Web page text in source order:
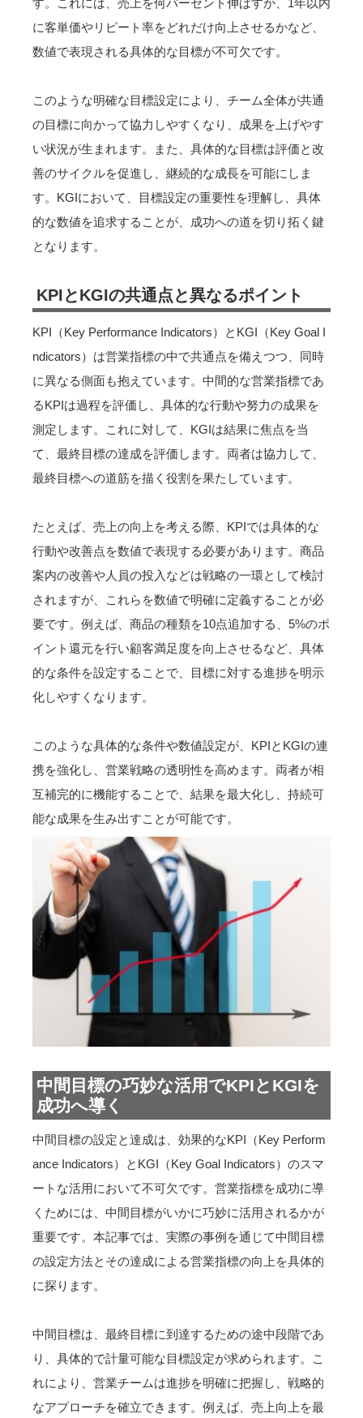
す。これには、売上を何パーセント伸ばすか、1年以内
に客単価やリピート率をどれだけ向上させるかなど、
数値で表現される具体的な目標が不可欠です。
このような明確な目標設定により、チーム全体が共通
の目標に向かって協力しやすくなり、成果を上げやす
い状況が生まれます。また、具体的な目標は評価と改
善のサイクルを促進し、継続的な成長を可能にしま
す。KGIにおいて、目標設定の重要性を理解し、具体
的な数値を追求することが、成功への道を切り拓く鍵
となります。
KPIとKGIの共通点と異なるポイント
KPI（Key Performance Indicators）とKGI（Key Goal I
ndicators）は営業指標の中で共通点を備えつつ、同時
に異なる側面も抱えています。中間的な営業指標であ
るKPIは過程を評価し、具体的な行動や努力の成果を
測定します。これに対して、KGIは結果に焦点を当
て、最終目標の達成を評価します。両者は協力して、
最終目標への道筋を描く役割を果たしています。
たとえば、売上の向上を考える際、KPIでは具体的な
行動や改善点を数値で表現する必要があります。商品
案内の改善や人員の投入などは戦略の一環として検討
されますが、これらを数値で明確に定義することが必
要です。例えば、商品の種類を10点追加する、5%のポ
イント還元を行い顧客満足度を向上させるなど、具体
的な条件を設定することで、目標に対する進捗を明示
化しやすくなります。
このような具体的な条件や数値設定が、KPIとKGIの連
携を強化し、営業戦略の透明性を高めます。両者が相
互補完的に機能することで、結果を最大化し、持続可
能な成果を生み出すことが可能です。
中間目標の巧妙な活用でKPIとKGIを
成功へ導く
中間目標の設定と達成は、効果的なKPI（Key Perform
ance Indicators）とKGI（Key Goal Indicators）のスマ
ートな活用において不可欠です。営業指標を成功に導
くためには、中間目標がいかに巧妙に活用されるかが
重要です。本記事では、実際の事例を通じて中間目標
の設定方法とその達成による営業指標の向上を具体的
に探ります。
中間目標は、最終目標に到達するための途中段階であ
り、具体的で計量可能な目標設定が求められます。こ
れにより、営業チームは進捗を明確に把握し、戦略的
なアプローチを確立できます。例えば、売上向上を最